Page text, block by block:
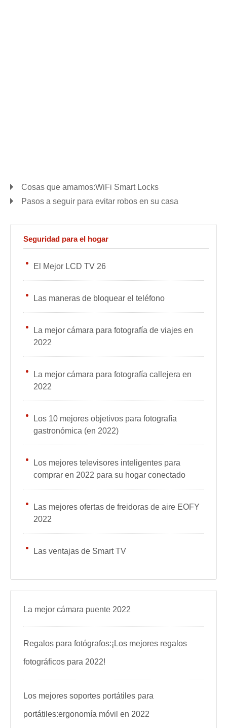
Cosas que amamos:WiFi Smart Locks
Pasos a seguir para evitar robos en su casa
Seguridad para el hogar
El Mejor LCD TV 26
Las maneras de bloquear el teléfono
La mejor cámara para fotografía de viajes en
2022
La mejor cámara para fotografía callejera en
2022
Los 10 mejores objetivos para fotografía
gastronómica (en 2022)
Los mejores televisores inteligentes para
comprar en 2022 para su hogar conectado
Las mejores ofertas de freidoras de aire EOFY
2022
Las ventajas de Smart TV
La mejor cámara puente 2022
Regalos para fotógrafos:¡Los mejores regalos
fotográficos para 2022!
Los mejores soportes portátiles para
portátiles:ergonomía móvil en 2022